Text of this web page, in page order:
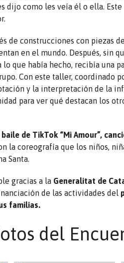
dijo como les veía él o ella.
de construcciones con piezas
en el mundo. Después, sin
que había hecho, recibía una
Con este taller, coordinado
y la interpretación de la
para ver qué destacan los
de TikTok “Mi Amour”,
la coreografía que los niños,
Santa.
gracias a la Generalitat de
de las actividades del
familias.
del